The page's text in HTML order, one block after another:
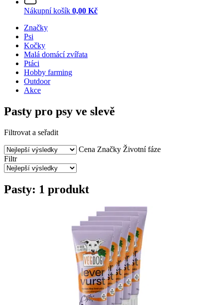
Nákupní košík 0,00 Kč
Značky
Psi
Kočky
Malá domácí zvířata
Ptáci
Hobby farming
Outdoor
Akce
Pasty pro psy ve slevě
Filtrovat a seřadit
Cena Značky Životní fáze
Filtr
Pasty: 1 produkt